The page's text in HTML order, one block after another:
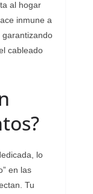
al hogar
inmune a
garantizando
cableado
lo
en las
Tu